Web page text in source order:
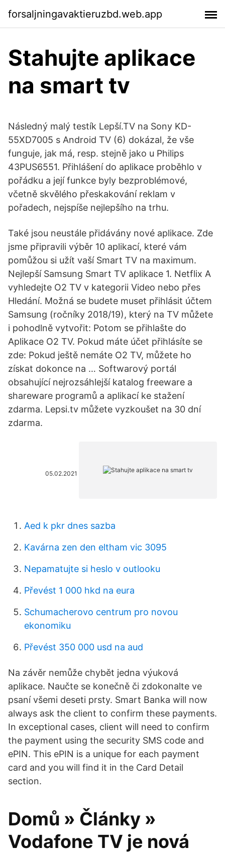
forsaljningavaktieruzbd.web.app
Stahujte aplikace
na smart tv
Následný malý testík Lepší.TV na Sony KD-
55XD7005 s Android TV (6) dokázal, že vše
funguje, jak má, resp. stejně jako u Philips
43PUS6551. Přihlášení do aplikace proběhlo v
pořádku a její funkce byly bezproblémové,
včetně skvělého přeskakování reklam v
pořadech, nejspíše nejlepšího na trhu.
Také jsou neustále přidávány nové aplikace. Zde
jsme připravili výběr 10 aplikací, které vám
pomůžou si užít vaší Smart TV na maximum.
Nejlepší Samsung Smart TV aplikace 1. Netflix A
vyhledejte O2 TV v kategorii Video nebo přes
Hledání. Možná se budete muset přihlásit účtem
Samsung (ročníky 2018/19), který na TV můžete
i pohodlně vytvořit: Potom se přihlašte do
Aplikace O2 TV. Pokud máte účet přihlásíte se
zde: Pokud ještě nemáte O2 TV, můžete ho
získat dokonce na … Softwarový portál
obsahující nejrozsáhlejší katalog freeware a
shareware programů a aplikací ke stažení
zdarma. Lepsi.tv můžete vyzkoušet na 30 dní
zdarma.
05.02.2021
Aed k pkr dnes sazba
Kavárna zen den eltham vic 3095
Nepamatujte si heslo v outlooku
Převést 1 000 hkd na eura
Schumacherovo centrum pro novou
ekonomiku
Převést 350 000 usd na aud
Na závěr nemůže chybět jedna výuková
aplikace. Naučte se konečně či zdokonalte ve
psaní všemi deseti prsty. Smart Banka will now
always ask the client to confirm these payments.
In exceptional cases, client will need to confirm
the payment using the security SMS code and
ePIN. This ePIN is a unique for each payment
card and you will find it in the Card Detail
section.
Domů » Články »
Vodafone TV je nová